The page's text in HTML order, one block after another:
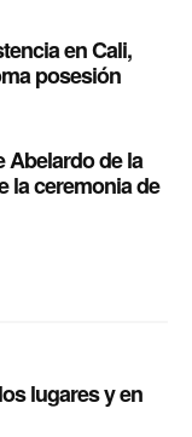
en Cali,
posesión
Abelardo de la
la ceremonia de
lugares y en